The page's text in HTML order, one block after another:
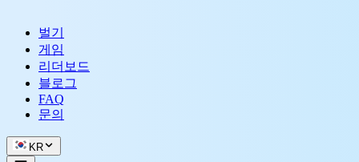
벌기
게임
리더보드
블로그
FAQ
문의
KR